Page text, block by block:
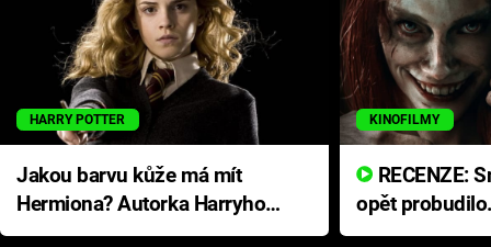
HARRY POTTER
Jakou barvu kůže má mít
Hermiona? Autorka Harryho
Pottera přišla s ráznou
KINOFILMY
opět
přichází s